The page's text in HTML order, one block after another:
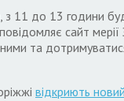
з 11 до 13 години
сайт
та
відкриють